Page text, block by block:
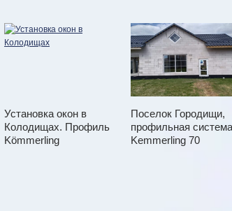
Установка окон в
Колодищах. Профиль
Kömmerling
Поселок Городищи,
профильная система
Kemmerling 70